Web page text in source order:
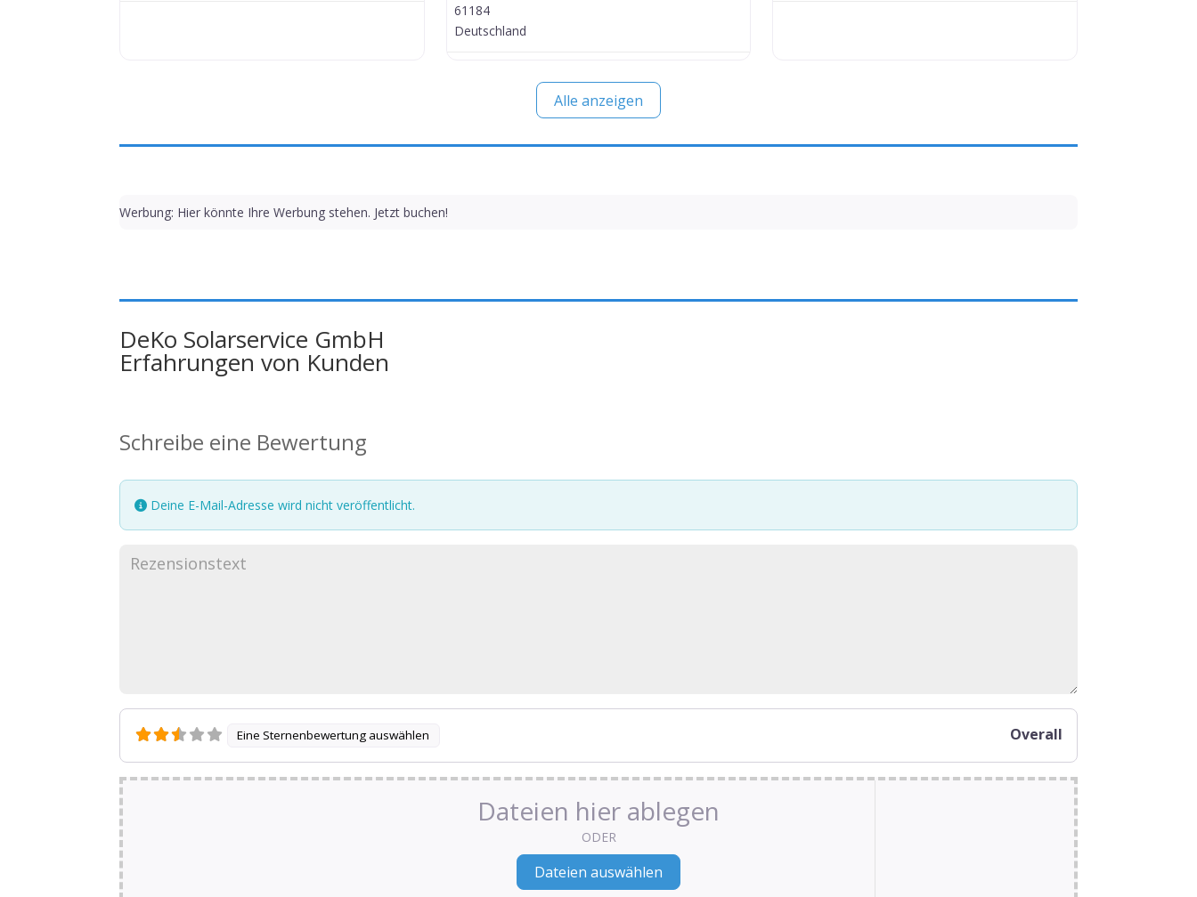
61184
Deutschland
Alle anzeigen
Werbung: Hier könnte Ihre Werbung stehen. Jetzt buchen!
DeKo Solarservice GmbH
Erfahrungen von Kunden
Schreibe eine Bewertung
Deine E-Mail-Adresse wird nicht veröffentlicht.
Eine Sternenbewertung auswählen Overall
Dateien hier ablegen
ODER